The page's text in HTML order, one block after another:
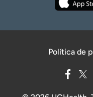
Política de